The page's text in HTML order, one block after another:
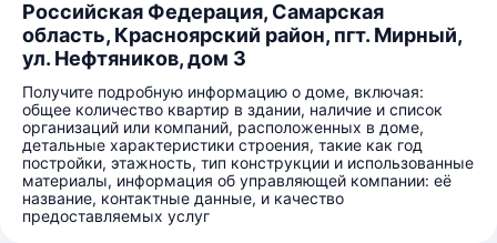
Российская Федерация, Самарская
область, Красноярский район, пгт. Мирный,
ул. Нефтяников, дом 3
Получите подробную информацию о доме, включая:
общее количество квартир в здании, наличие и список
организаций или компаний, расположенных в доме,
детальные характеристики строения, такие как год
постройки, этажность, тип конструкции и использованные
материалы, информация об управляющей компании: её
название, контактные данные, и качество
предоставляемых услуг